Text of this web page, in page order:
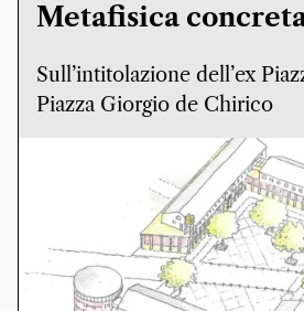
Metafisica
Sull’intitolazione dell’ex
Piazza Giorgio de Chirico